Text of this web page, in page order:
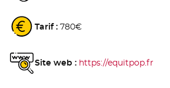
Tarif : 780€
Site web : https://equitpop.fr